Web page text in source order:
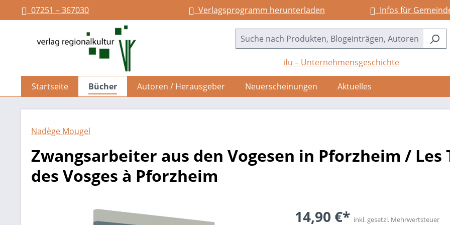
Zur Hauptnavigation springen
07251 – 367030 Verlagsprogramm herunterladen Infos für
ifu – Unternehmensgeschichte
Startseite Bücher Autoren / Herausgeber Neuerscheinungen Aktuelles
Nadège Mougel
Zwangsarbeiter aus den Vogesen in Pforzheim / Les
des Vosges à Pforzheim
Bildergalerie überspringen 14,90 €* inkl. gesetzl. Mehrwertsteuer